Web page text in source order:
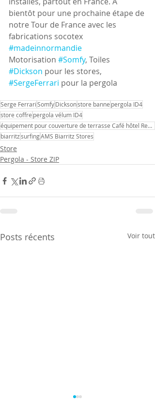
bientôt pour une prochaine étape de
notre Tour de France avec les
fabrications socotex
#madeinnormandie
Motorisation #Somfy, Toiles
#Dickson pour les stores,
#SergeFerrari pour la pergola
Serge FerrariSomfyDicksonstore banne pergola ID4
store coffre pergola vélum ID4
équipement pour couverture de terrasse Café hôtel Restaurant
biarritzsurfingAMS Biarritz Stores
Store
Pergola - Store ZIP
Posts récents Voir tout